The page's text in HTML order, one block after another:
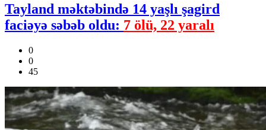
Tayland məktəbində 14 yaşlı şagird
faciəyə səbəb oldu: 7 ölü, 22 yaralı
0
0
45